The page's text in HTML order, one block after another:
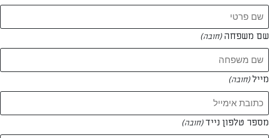
המתכונים של
1 מתכונים
שם משפחה (חובה)
מייל(חובה)
מספר טלפון נייד(חובה)